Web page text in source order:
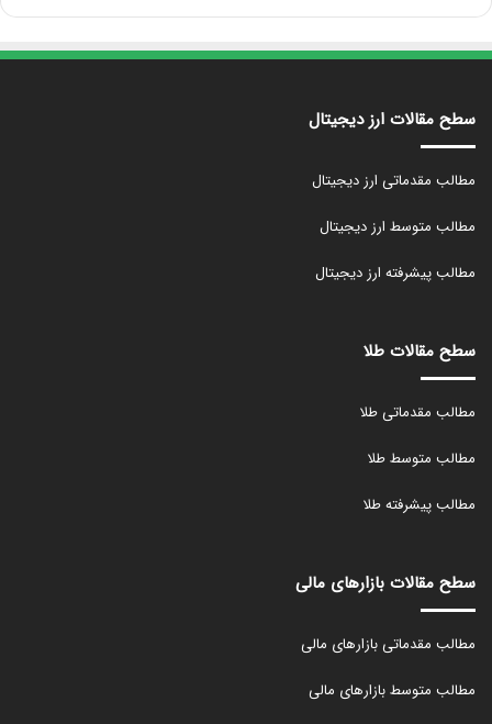
سطح مقالات ارز دیجیتال
مطالب مقدماتی ارز دیجیتال
مطالب متوسط ارز دیجیتال
مطالب پیشرفته ارز دیجیتال
سطح مقالات طلا
مطالب مقدماتی طلا
مطالب متوسط طلا
مطالب پیشرفته طلا
سطح مقالات بازارهای مالی
مطالب مقدماتی بازارهای مالی
مطالب متوسط بازارهای مالی